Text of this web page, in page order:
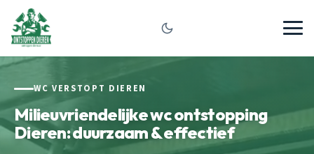
WC VERSTOPT DIEREN
Milieuvriendelijke wc ontstopping
Dieren: duurzaam & effectief